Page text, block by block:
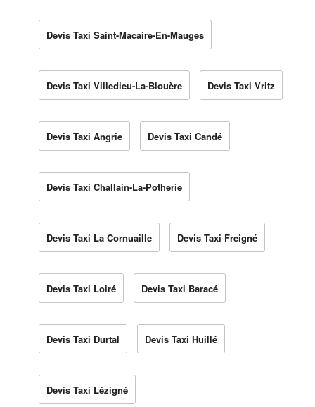
Devis Taxi Saint-Macaire-En-Mauges
Devis Taxi Villedieu-La-Blouère Devis Taxi Vritz
Devis Taxi Angrie Devis Taxi Candé
Devis Taxi Challain-La-Potherie
Devis Taxi La Cornuaille Devis Taxi Freigné
Devis Taxi Loiré Devis Taxi Baracé
Devis Taxi Durtal Devis Taxi Huillé
Devis Taxi Lézigné